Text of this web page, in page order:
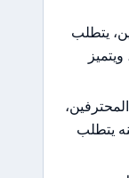
يتطلب
100 دولار، ويتميز
يتطلب